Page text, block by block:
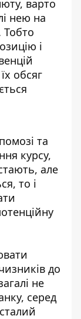
варто
нею на
Тобто
і
обсяг
та
курсу,
але
то і
до
не
серед